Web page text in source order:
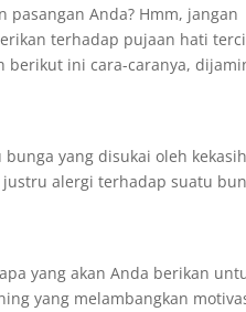
Anda? Hmm, jangan
terhadap pujaan hati
berikut ini cara-caranya,
yang disukai oleh kekasih
alergi terhadap suatu
yang akan Anda berikan
yang melambangkan